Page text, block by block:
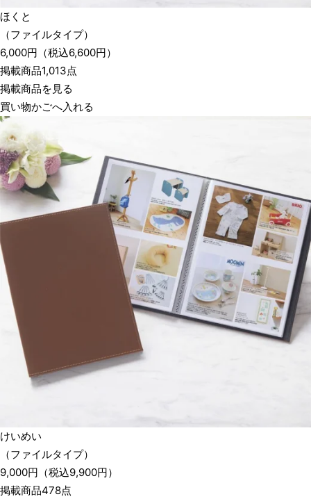
ほくと
（ファイルタイプ）
6,000円 （税込6,600円）
掲載商品1,013点
掲載商品を見る
買い物かごへ入れる
けいめい
（ファイルタイプ）
9,000円 （税込9,900円）
掲載商品478点